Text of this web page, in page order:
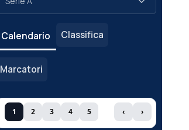
Calendario Classifica
Marcatori
1 2 3 4 5 ‹ ›